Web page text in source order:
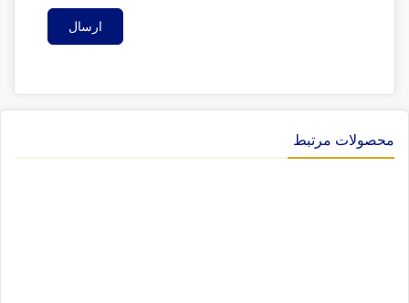
ارسال
محصولات مرتبط